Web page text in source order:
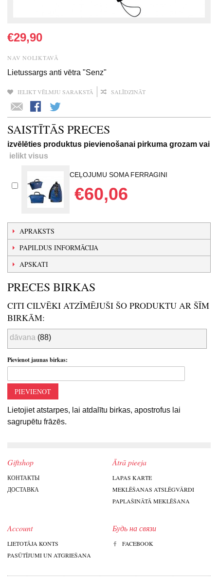
€29,90
NAV NOLIKTAVĀ
Lietussargs anti vētra "Senz"
IELIKT VĒLMJU SARAKSTĀ SALĪDZINĀT
SAISTĪTĀS PRECES
izvēlēties produktus pievienošanai pirkuma grozam vai
ielikt visus
CEĻOJUMU SOMA FERRAGINI
€60,06
APRAKSTS
PAPILDUS INFORMĀCIJA
APSKATI
PRECES BIRKAS
CITI CILVĒKI ATZĪMĒJUŠI ŠO PRODUKTU AR ŠĪM
BIRKĀM:
dāvana (88)
Pievienot jaunas birkas:
PIEVIENOT
Lietojiet atstarpes, lai atdalītu birkas, apostrofus lai
sagrupētu frāzēs.
Giftshop
КОНТАКТЫ
ДОСТАВКА
Ātrā pieeja
LAPAS KARTE
MEKLĒŠANAS ATSLĒGVĀRDI
PAPLAŠINĀTĀ MEKLĒŠANA
Account
LIETOTĀJA KONTS
PASŪTĪJUMI UN ATGRIEŠANA
Будь на связи
FACEBOOK